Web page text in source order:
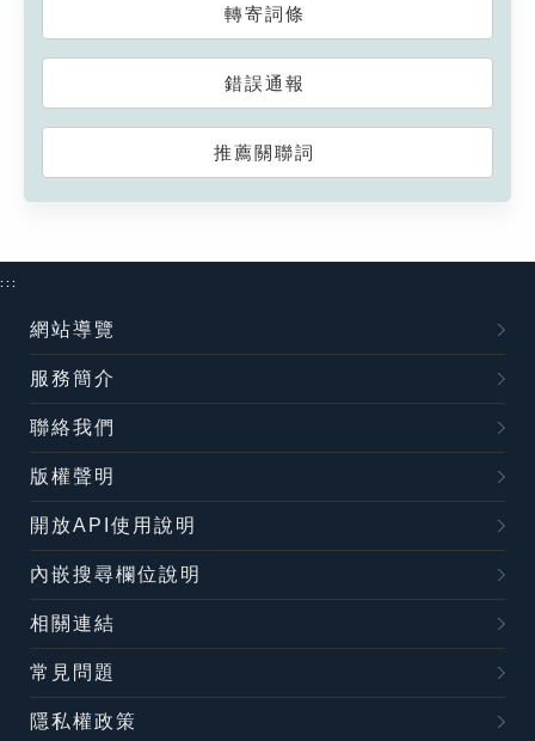
轉寄詞條
錯誤通報
推薦關聯詞
:::
網站導覽
服務簡介
聯絡我們
版權聲明
開放API使用說明
內嵌搜尋欄位說明
相關連結
常見問題
隱私權政策